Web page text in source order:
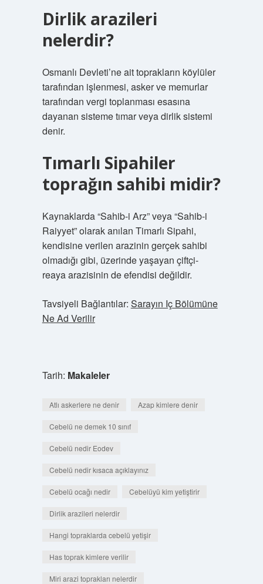
Dirlik arazileri
nelerdir?
Osmanlı Devleti’ne ait toprakların köylüler
tarafından işlenmesi, asker ve memurlar
tarafından vergi toplanması esasına
dayanan sisteme tımar veya dirlik sistemi
denir.
Tımarlı Sipahiler
toprağın sahibi midir?
Kaynaklarda “Sahib-i Arz” veya “Sahib-i
Raiyyet” olarak anılan Timarlı Sipahi,
kendisine verilen arazinin gerçek sahibi
olmadığı gibi, üzerinde yaşayan çiftçi-
reaya arazisinin de efendisi değildir.
Tavsiyeli Bağlantılar: Sarayın Iç Bölümüne
Ne Ad Verilir
Tarih: Makaleler
Atlı askerlere ne denir Azap kimlere denir
Cebelü ne demek 10 sınıf
Cebelü nedir Eodev
Cebelü nedir kısaca açıklayınız
Cebelü ocağı nedir Cebelüyü kim yetiştirir
Dirlik arazileri nelerdir
Hangi topraklarda cebelü yetişir
Has toprak kimlere verilir
Miri arazi toprakları nelerdir